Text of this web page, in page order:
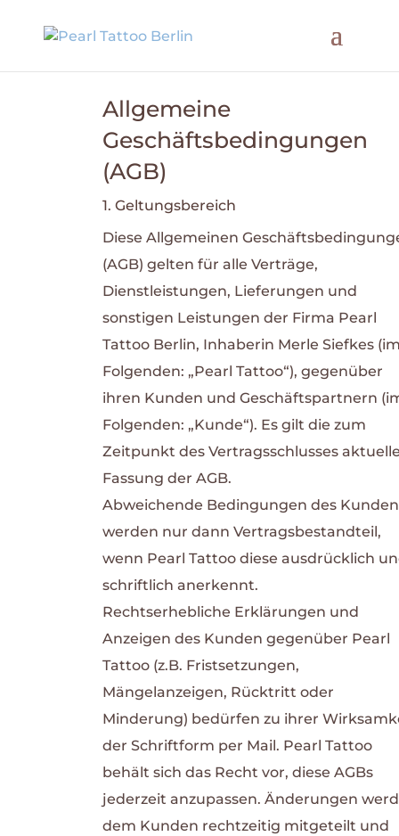
Allgemeine
Geschäftsbedingungen
(AGB)
1. Geltungsbereich
Diese Allgemeinen
(AGB) gelten für alle Verträge,
Dienstleistungen, Lieferungen und
sonstigen Leistungen der Firma Pearl
Tattoo Berlin, Inhaberin Merle Siefkes
Folgenden: „Pearl Tattoo“), gegenüber
ihren Kunden und Geschäftspartnern
Folgenden: „Kunde“). Es gilt die zum
Zeitpunkt des Vertragsschlusses
Fassung der AGB.
Abweichende Bedingungen des Kunden
werden nur dann Vertragsbestandteil,
wenn Pearl Tattoo diese ausdrücklich
schriftlich anerkennt.
Rechtserhebliche Erklärungen und
Anzeigen des Kunden gegenüber Pearl
Tattoo (z.B. Fristsetzungen,
Mängelanzeigen, Rücktritt oder
Minderung) bedürfen zu ihrer
der Schriftform per Mail. Pearl Tattoo
behält sich das Recht vor, diese AGBs
jederzeit anzupassen. Änderungen
dem Kunden rechtzeitig mitgeteilt und